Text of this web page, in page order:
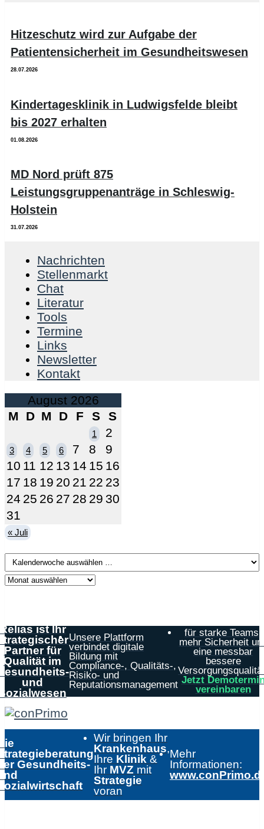
Hitzeschutz wird zur Aufgabe der
Patientensicherheit im Gesundheitswesen
28.07.2026
Kindertagesklinik in Ludwigsfelde bleibt
bis 2027 erhalten
01.08.2026
MD Nord prüft 875
Leistungsgruppenanträge in Schleswig-
Holstein
31.07.2026
Nachrichten
Stellenmarkt
Chat
Literatur
Tools
Termine
Links
Newsletter
Kontakt
August 2026
M
D M D F S S
1 2
3 4 5 6 7 8
9
10 11 12 13 14 15 16
17 18 19 20 21 22 23
24 25 26 27 28 29 30
31
« Juli
ist Ihr
Partner für
Qualität im
und
Unsere Plattform
verbindet digitale
Bildung mit
Compliance-, Qualitäts-,
Risiko- und
Reputationsmanagement
für starke Teams,
mehr Sicherheit
eine messbar
bessere
Jetzt
vereinbaren
Gesundheits-
Wir bringen Ihr
Krankenhaus,
Ihre Klinik &
Ihr MVZ mit
Strategie
voran
Mehr
Informationen: